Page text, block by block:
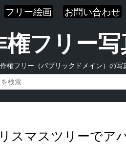
フリー絵画 お問い合わせ
フリー
権フリー（パブリックドメイン）の写
スマスツリーでア